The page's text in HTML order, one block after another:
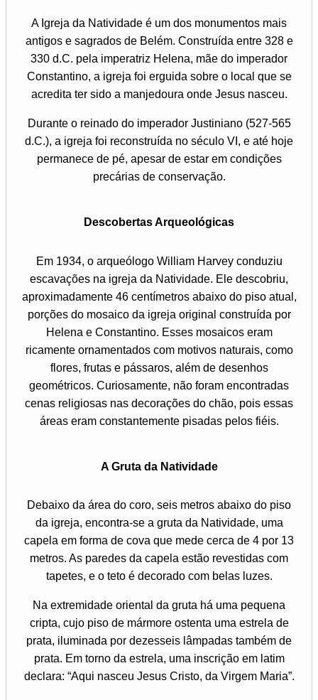
A Igreja da Natividade é um dos monumentos mais
antigos e sagrados de Belém. Construída entre 328 e
330 d.C. pela imperatriz Helena, mãe do imperador
Constantino, a igreja foi erguida sobre o local que se
acredita ter sido a manjedoura onde Jesus nasceu.
Durante o reinado do imperador Justiniano (527-565
d.C.), a igreja foi reconstruída no século VI, e até hoje
permanece de pé, apesar de estar em condições
precárias de conservação.
Descobertas Arqueológicas
Em 1934, o arqueólogo William Harvey conduziu
escavações na igreja da Natividade. Ele descobriu,
aproximadamente 46 centímetros abaixo do piso atual,
porções do mosaico da igreja original construída por
Helena e Constantino. Esses mosaicos eram
ricamente ornamentados com motivos naturais, como
flores, frutas e pássaros, além de desenhos
geométricos. Curiosamente, não foram encontradas
cenas religiosas nas decorações do chão, pois essas
áreas eram constantemente pisadas pelos fiéis.
A Gruta da Natividade
Debaixo da área do coro, seis metros abaixo do piso
da igreja, encontra-se a gruta da Natividade, uma
capela em forma de cova que mede cerca de 4 por 13
metros. As paredes da capela estão revestidas com
tapetes, e o teto é decorado com belas luzes.
Na extremidade oriental da gruta há uma pequena
cripta, cujo piso de mármore ostenta uma estrela de
prata, iluminada por dezesseis lâmpadas também de
prata. Em torno da estrela, uma inscrição em latim
declara: “Aqui nasceu Jesus Cristo, da Virgem Maria”.